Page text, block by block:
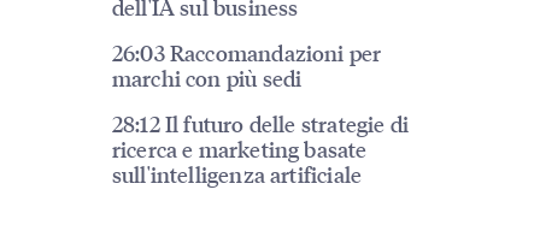
dell'IA sul business
26:03 Raccomandazioni per
marchi con più sedi
28:12 Il futuro delle strategie di
ricerca e marketing basate
sull'intelligenza artificiale